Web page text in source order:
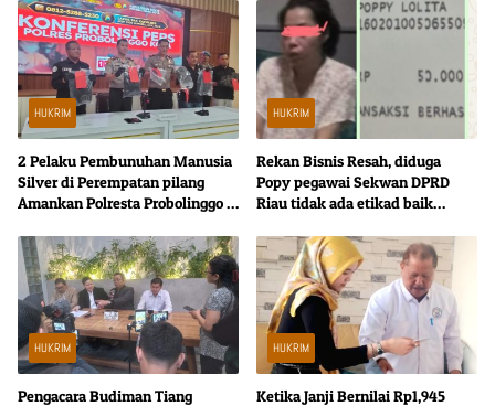
HUKRIM
2 Pelaku Pembunuhan Manusia
Silver di Perempatan pilang
Amankan Polresta Probolinggo 1
HUKRIM
Rekan Bisnis Resah, diduga
Popy pegawai Sekwan DPRD
Riau tidak ada etikad baik
HUKRIM
Pengacara Budiman Tiang
HUKRIM
Ketika Janji Bernilai Rp1,945